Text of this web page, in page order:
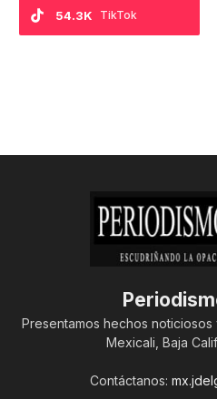
TikTok
54.3K
Presentamos hechos
Mexicali, Baja
Contáctanos: